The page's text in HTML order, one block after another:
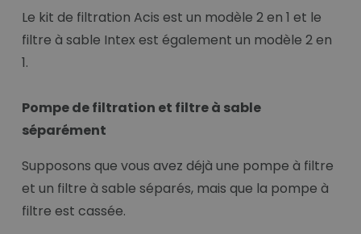
Le kit de filtration Acis est un modèle 2 en 1 et le
filtre à sable Intex est également un modèle 2 en
1.
Pompe de filtration et filtre à sable
séparément
Supposons que vous avez déjà une pompe à filtre
et un filtre à sable séparés, mais que la pompe à
filtre est cassée.